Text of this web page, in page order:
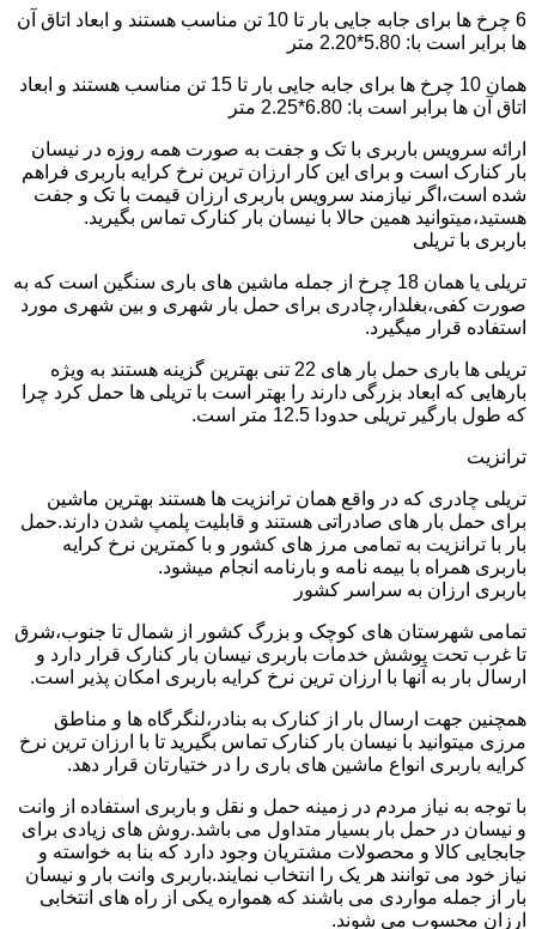
6 چرخ ها برای جابه جایی بار تا 10 تن مناسب هستند و ابعاد اتاق آن
ها برابر است با: 5.80*2.20 متر
همان 10 چرخ ها برای جابه جایی بار تا 15 تن مناسب هستند و ابعاد
اتاق آن ها برابر است با: 6.80*2.25 متر
ارائه سرویس باربری با تک و جفت به صورت همه روزه در نیسان
بار کنارک است و برای این کار ارزان ترین نرخ کرایه باربری فراهم
شده است،اگر نیازمند سرویس باربری ارزان قیمت با تک و جفت
هستید،میتوانید همین حالا با نیسان بار کنارک تماس بگیرید.
باربری با تریلی
تریلی یا همان 18 چرخ از جمله ماشین های باری سنگین است که به
صورت کفی،بغلدار،چادری برای حمل بار شهری و بین شهری مورد
استفاده قرار میگیرد.
تریلی ها باری حمل بار های 22 تنی بهترین گزینه هستند به ویژه
بارهایی که ابعاد بزرگی دارند را بهتر است با تریلی ها حمل کرد چرا
که طول بارگیر تریلی حدودا 12.5 متر است.
ترانزیت
تریلی چادری که در واقع همان ترانزیت ها هستند بهترین ماشین
برای حمل بار های صادراتی هستند و قابلیت پلمپ شدن دارند.حمل
بار با ترانزیت به تمامی مرز های کشور و با کمترین نرخ کرایه
باربری همراه با بیمه نامه و بارنامه انجام میشود.
باربری ارزان به سراسر کشور
تمامی شهرستان های کوچک و بزرگ کشور از شمال تا جنوب،شرق
تا غرب تحت پوشش خدمات باربری نیسان بار کنارک قرار دارد و
ارسال بار به آنها با ارزان ترین نرخ کرایه باربری امکان پذیر است.
همچنین جهت ارسال بار از کنارک به بنادر،لنگرگاه ها و مناطق
مرزی میتوانید با نیسان بار کنارک تماس بگیرید تا با ارزان ترین نرخ
کرایه باربری انواع ماشین های باری را در ختیارتان قرار دهد.
با توجه به نیاز مردم در زمینه حمل و نقل و باربری استفاده از وانت
و نیسان در حمل بار بسیار متداول می باشد.روش های زیادی برای
جابجایی کالا و محصولات مشتریان وجود دارد که بنا به خواسته و
نیاز خود می توانند هر یک را انتخاب نمایند.باربری وانت بار و نیسان
بار از جمله مواردی می باشند که همواره یکی از راه های انتخابی
ارزان محسوب می شوند.